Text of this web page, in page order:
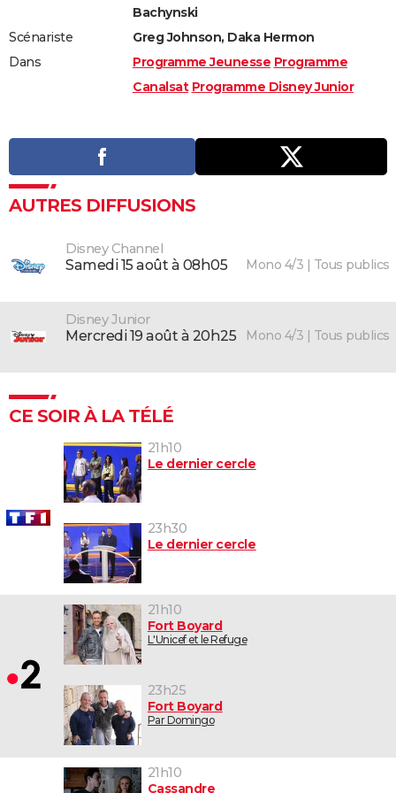
Bachynski
Scénariste
Greg Johnson, Daka Hermon
Dans
Programme Jeunesse Programme
Canalsat Programme Disney Junior
AUTRES DIFFUSIONS
Disney Channel
samedi 15 août à 08h05 Mono 4/3 | Tous publics
Disney Junior
mercredi 19 août à 20h25 Mono 4/3 | Tous publics
CE SOIR À LA TÉLÉ
21h10
Le dernier cercle
23h30
Le dernier cercle
21h10
Fort Boyard
L'Unicef et le Refuge
23h25
Fort Boyard
Par Domingo
21h10
Cassandre